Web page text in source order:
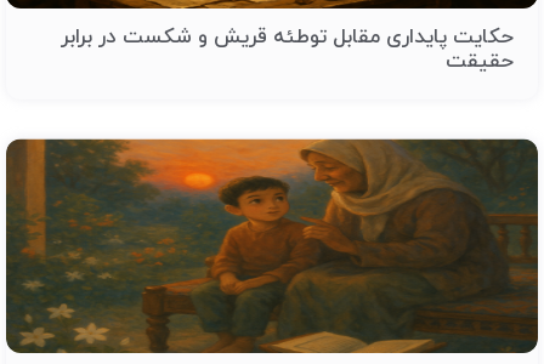
حکایت پایداری مقابل توطئه قریش و شکست در برابر
حقیقت